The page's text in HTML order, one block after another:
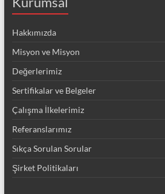
Hakkımızda
Misyon ve Misyon
Değerlerimiz
Sertifikalar ve Belgeler
Çalışma İlkelerimiz
Referanslarımız
Sıkça Sorulan Sorular
Şirket Politikaları